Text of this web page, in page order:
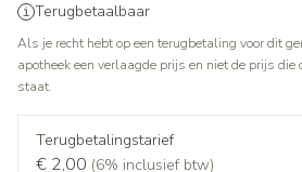
Terugbetaalbaar
Als je recht hebt op een terugbetaling voor dit
apotheek een verlaagde prijs en niet de prijs die
staat.
Terugbetalingstarief
€ 2,00 (6% inclusief btw)